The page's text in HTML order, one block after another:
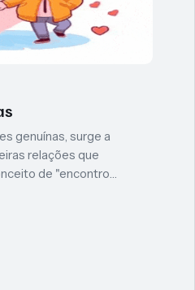
genuínas, surge a
relações que
de "encontro…